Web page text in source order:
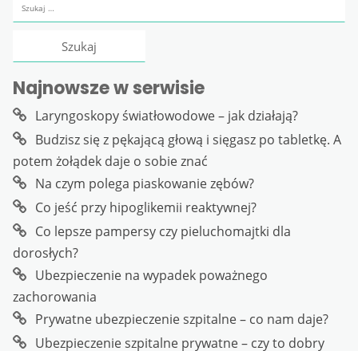
Najnowsze w serwisie
Laryngoskopy światłowodowe – jak działają?
Budzisz się z pękającą głową i sięgasz po tabletkę. A
potem żołądek daje o sobie znać
Na czym polega piaskowanie zębów?
Co jeść przy hipoglikemii reaktywnej?
Co lepsze pampersy czy pieluchomajtki dla
dorosłych?
Ubezpieczenie na wypadek poważnego
zachorowania
Prywatne ubezpieczenie szpitalne – co nam daje?
Ubezpieczenie szpitalne prywatne – czy to dobry